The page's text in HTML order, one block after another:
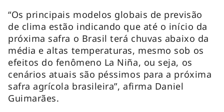
“Os principais modelos globais de previsão
de clima estão indicando que até o início da
próxima safra o Brasil terá chuvas abaixo da
média e altas temperaturas, mesmo sob os
efeitos do fenômeno La Niña, ou seja, os
cenários atuais são péssimos para a próxima
safra agrícola brasileira”, afirma Daniel
Guimarães.